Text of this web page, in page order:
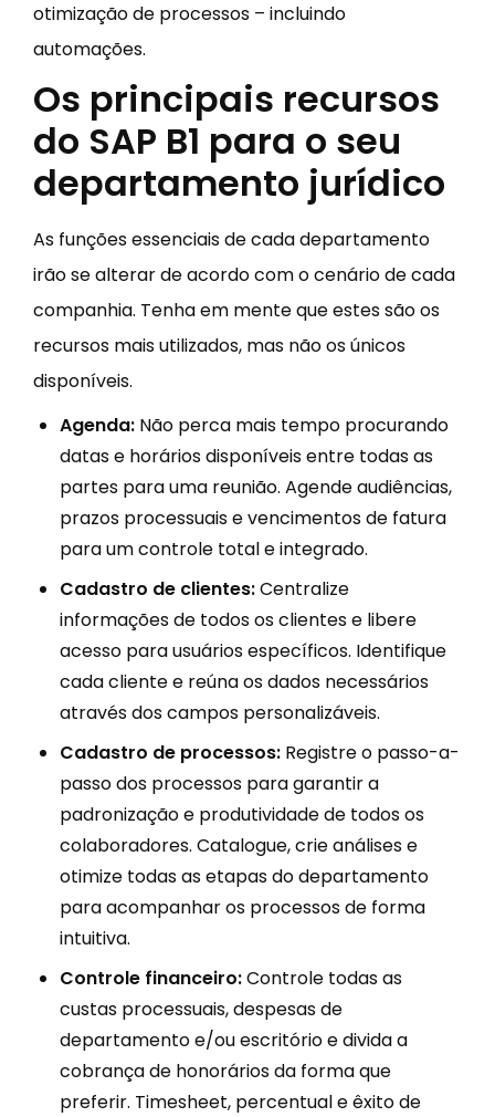
otimização de processos – incluindo
automações.
Os principais recursos
do SAP B1 para o seu
departamento jurídico
As funções essenciais de cada departamento
irão se alterar de acordo com o cenário de cada
companhia. Tenha em mente que estes são os
recursos mais utilizados, mas não os únicos
disponíveis.
Agenda: Não perca mais tempo procurando
datas e horários disponíveis entre todas as
partes para uma reunião. Agende audiências,
prazos processuais e vencimentos de fatura
para um controle total e integrado.
Cadastro de clientes:Centralize
informações de todos os clientes e libere
acesso para usuários específicos. Identifique
cada cliente e reúna os dados necessários
através dos campos personalizáveis.
Cadastro de processos: Registre o passo-a-
passo dos processos para garantir a
padronização e produtividade de todos os
colaboradores. Catalogue, crie análises e
otimize todas as etapas do departamento
para acompanhar os processos de forma
intuitiva.
Controle financeiro:Controle todas as
custas processuais, despesas de
departamento e/ou escritório e divida a
cobrança de honorários da forma que
preferir. Timesheet, percentual e êxito de